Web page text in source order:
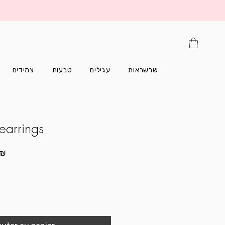
צמידים טבעות עגילים שרשראות
Prix